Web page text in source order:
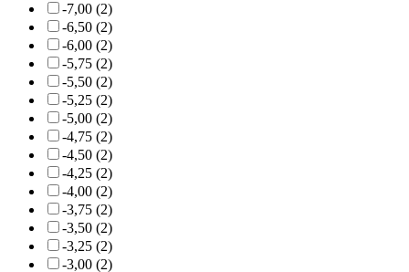
-7,00 (2)
-6,50 (2)
-6,00 (2)
-5,75 (2)
-5,50 (2)
-5,25 (2)
-5,00 (2)
-4,75 (2)
-4,50 (2)
-4,25 (2)
-4,00 (2)
-3,75 (2)
-3,50 (2)
-3,25 (2)
-3,00 (2)